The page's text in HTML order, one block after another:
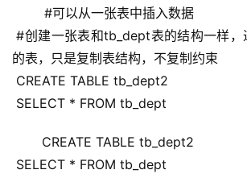
#可以从一张表中插入数据
#创建一张表和tb_dept表的结构一样，
的表，只是复制表结构，不复制约束
CREATE TABLE tb_dept2
SELECT * FROM tb_dept
CREATE TABLE tb_dept2
SELECT * FROM tb_dept